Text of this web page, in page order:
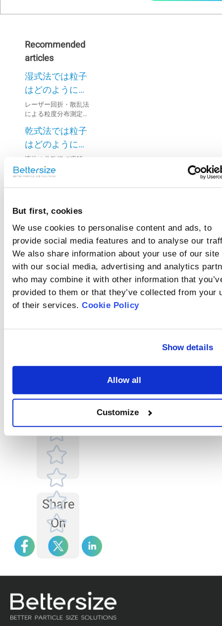
But first, cookies
We use cookies to personalise content and ads, to
provide social media features and to analyse our
We also share information about your use of our site
with our social media, advertising and analytics
who may combine it with other information that
provided to them or that they’ve collected from your
of their services.Cookie Policy
Show details
Allow all
Customize
Recommended
articles
湿式法では粒子
はどのように分
散されるのです
か？
レーザー回折・散乱法
による粒度分布測定に
液中で凝集すると測定
結果の精度が低下する
ことがあり、そのため
要です。
乾式法では粒子
はどのように分
散されるのです
か？
液体の分散媒で溶解・
凝集・化学反応する試
料は、測定精度を保つ
ために乾式法で分析さ
オブスキュレー
度・遮光率）と
は？
オブスキュレーション
とは、測定ゾーン内の
粒子によって散乱・吸
収される光の割合を指
し、粒子濃度を示す重
キュレーションが高い
ほど、測定ゾーン内で
の光の遮蔽率が増し、
粒子濃度が高いことを
意味します。
バックグラウン
ド信号とは？
バックグラウンド信号
は、レーザー回折式粒
度分布測定装置におい
て、光学信号と電気信
号の両方で構成されま
屈折率と吸収係
数とは？
る媒質（例えば、水か
す。
ド信号が異常に
様々です。その対策
ー光源とレンズを検査
し、最後にアライメン
トシステムを検査する
ことです。
Rate
article
Share
On